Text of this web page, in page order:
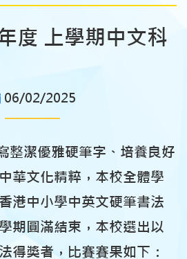
度 上學期中文科
06/02/2025
整潔優雅硬筆字、培養良好
華文化精粹，本校全體學
港中小學中英文硬筆書法
期圓滿結束，本校選出以
得獎者，比賽賽果如下：